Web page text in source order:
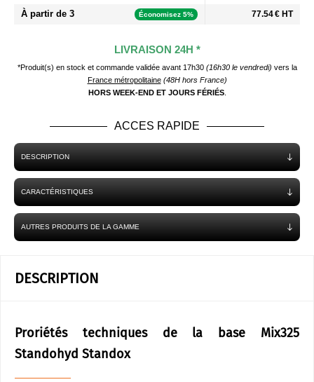
À partir de 3 Économisez 5% 77.54 € HT
LIVRAISON 24H *
*Produit(s) en stock et commande validée avant 17h30 (16h30 le vendredi) vers la
France métropolitaine (48H hors France)
HORS WEEK-END ET JOURS FÉRIÉS.
ACCES RAPIDE
DESCRIPTION
CARACTÉRISTIQUES
AUTRES PRODUITS DE LA GAMME
DESCRIPTION
Proriétés techniques de la base Mix325
Standohyd Standox